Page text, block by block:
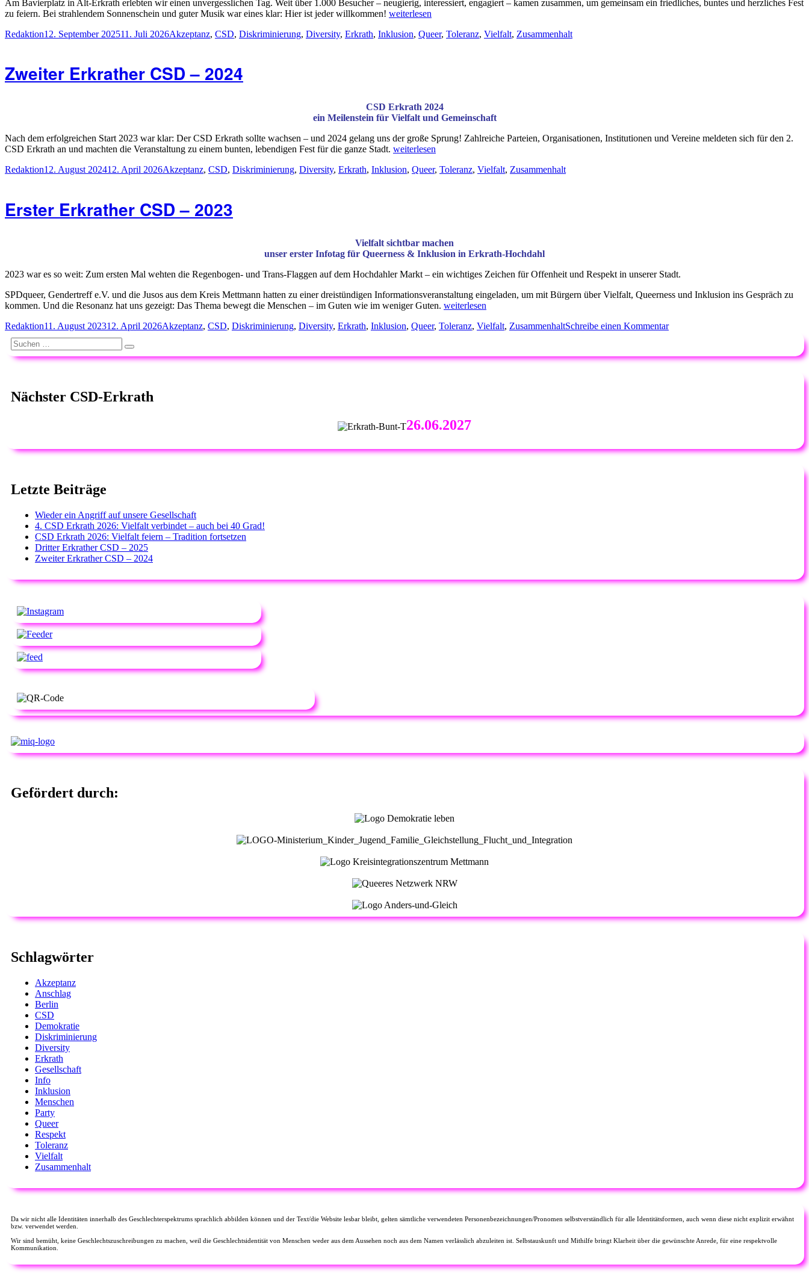
Am Bavierplatz in Alt-Erkrath erlebten wir einen unvergesslichen Tag. Weit über 1.000 Besucher – neugierig, interessiert, engagiert – kamen zusammen, um gemeinsam ein friedliches, buntes und herzliches Fest
zu feiern. Bei strahlendem Sonnenschein und guter Musik war eines klar: Hier ist jeder willkommen! „Dritter
CSD
weiterlesen
Autor
RedaktionVeröffentlicht
12. September 202511. Juli 2026Schlagwörter
Akzeptanz, CSD, Diskriminierung, Diversity, Erkrath, Inklusion, Queer, Toleranz, Vielfalt, Zusammenhalt
Zweiter Erkrather CSD – 2024
CSD Erkrath 2024
ein Meilenstein für Vielfalt und Gemeinschaft
Nach dem erfolgreichen Start 2023 war klar: Der CSD Erkrath sollte wachsen – und 2024 gelang uns der große Sprung! Zahlreiche Parteien, Organisationen, Institutionen und Vereine meldeten sich für den 2.
CSD Erkrath an und machten die Veranstaltung zu einem bunten, lebendigen Fest für die ganze Stadt. „Zweiter
CSD
weiterlesen
Autor
RedaktionVeröffentlicht
12. August 202412. April 2026Schlagwörter
Akzeptanz, CSD, Diskriminierung, Diversity, Erkrath, Inklusion, Queer, Toleranz, Vielfalt, Zusammenhalt
Erster Erkrather CSD – 2023
Vielfalt sichtbar machen
unser erster Infotag für Queerness & Inklusion in Erkrath-Hochdahl
2023 war es so weit: Zum ersten Mal wehten die Regenbogen- und Trans-Flaggen auf dem Hochdahler Markt – ein wichtiges Zeichen für Offenheit und Respekt in unserer Stadt.
SPDqueer, Gendertreff e.V. und die Jusos aus dem Kreis Mettmann hatten zu einer dreistündigen Informationsveranstaltung eingeladen, um mit Bürgern über Vielfalt, Queerness und Inklusion ins Gespräch zu
kommen. Und die Resonanz hat uns gezeigt: Das Thema bewegt die Menschen – im Guten wie im weniger Guten. „Erster
CSD
weiterlesen
Autor
RedaktionVeröffentlicht
am
11. August 202312. April 2026Schlagwörter
Akzeptanz, CSD, Diskriminierung, Diversity, Erkrath, Inklusion, Queer, Toleranz, Vielfalt, ZusammenhaltSchreibe einen Kommentarzu
CSD
Suchen
nach:
Suchen
Nächster CSD-Erkrath
26.06.2027
Letzte Beiträge
Wieder ein Angriff auf unsere Gesellschaft
4. CSD Erkrath 2026: Vielfalt verbindet – auch bei 40 Grad!
CSD Erkrath 2026: Vielfalt feiern – Tradition fortsetzen
Dritter Erkrather CSD – 2025
Zweiter Erkrather CSD – 2024
Gefördert durch:
Schlagwörter
Akzeptanz
Anschlag
Berlin
CSD
Demokratie
Diskriminierung
Diversity
Erkrath
Gesellschaft
Info
Inklusion
Menschen
Party
Queer
Respekt
Toleranz
Vielfalt
Zusammenhalt
Da wir nicht alle Identitäten innerhalb des Geschlechterspektrums sprachlich abbilden können und der Text/die Website lesbar bleibt, gelten sämtliche verwendeten Personenbezeichnungen/Pronomen selbstverständlich für alle Identitätsformen, auch wenn diese nicht explizit erwähnt
bzw. verwendet werden.
Wir sind bemüht, keine Geschlechtszuschreibungen zu machen, weil die Geschlechtsidentität von Menschen weder aus dem Aussehen noch aus dem Namen verlässlich abzuleiten ist. Selbstauskunft und Mithilfe bringt Klarheit über die gewünschte Anrede, für eine respektvolle
Kommunikation.